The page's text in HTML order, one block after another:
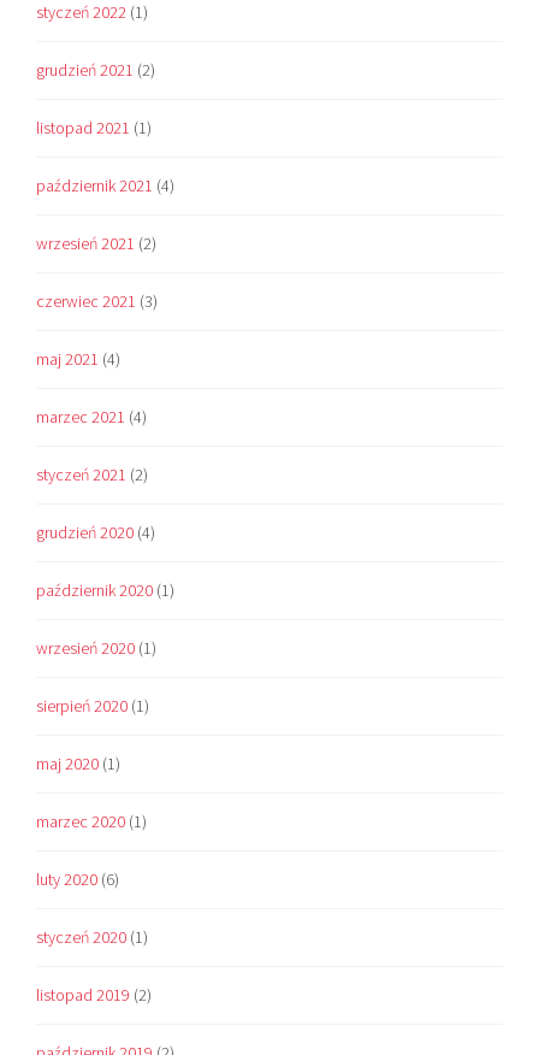
styczeń 2022 (1)
grudzień 2021 (2)
listopad 2021 (1)
październik 2021 (4)
wrzesień 2021 (2)
czerwiec 2021 (3)
maj 2021 (4)
marzec 2021 (4)
styczeń 2021 (2)
grudzień 2020 (4)
październik 2020 (1)
wrzesień 2020 (1)
sierpień 2020 (1)
maj 2020 (1)
marzec 2020 (1)
luty 2020 (6)
styczeń 2020 (1)
listopad 2019 (2)